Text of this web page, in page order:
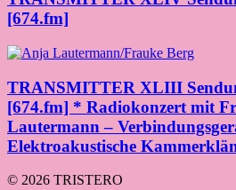
[674.fm]
TRANSMITTER XLIII
[674.fm] * Radiokonzert mit
Lautermann –
Elektroakustische
© 2026 TRISTERO